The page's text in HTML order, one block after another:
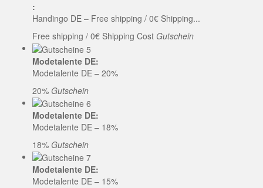
:
Handingo DE – Free shipping / 0€ Shipping...
Free shipping / 0€ Shipping Cost Gutschein
Modetalente DE:
Modetalente DE – 20%
20% Gutschein
Modetalente DE:
Modetalente DE – 18%
18% Gutschein
Modetalente DE:
Modetalente DE – 15%